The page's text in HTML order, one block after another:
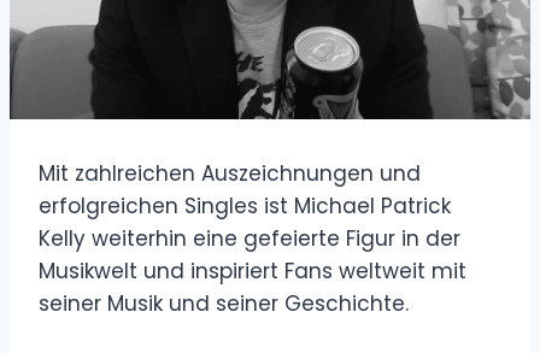
Mit zahlreichen Auszeichnungen und
erfolgreichen Singles ist Michael Patrick
Kelly weiterhin eine gefeierte Figur in der
Musikwelt und inspiriert Fans weltweit mit
seiner Musik und seiner Geschichte.